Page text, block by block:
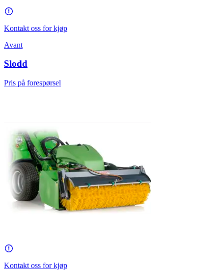
Kontakt oss for kjøp
Avant
Slodd
Pris på forespørsel
Kontakt oss for kjøp